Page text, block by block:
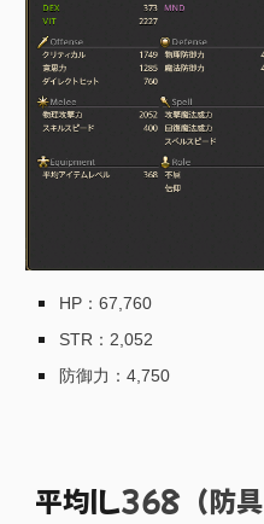
HP：67,760
STR： 2,052
防御力：4,750
平均IL368（防具